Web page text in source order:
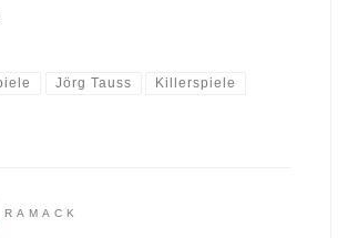
Jörg Tauss Killerspiele
RAMACK